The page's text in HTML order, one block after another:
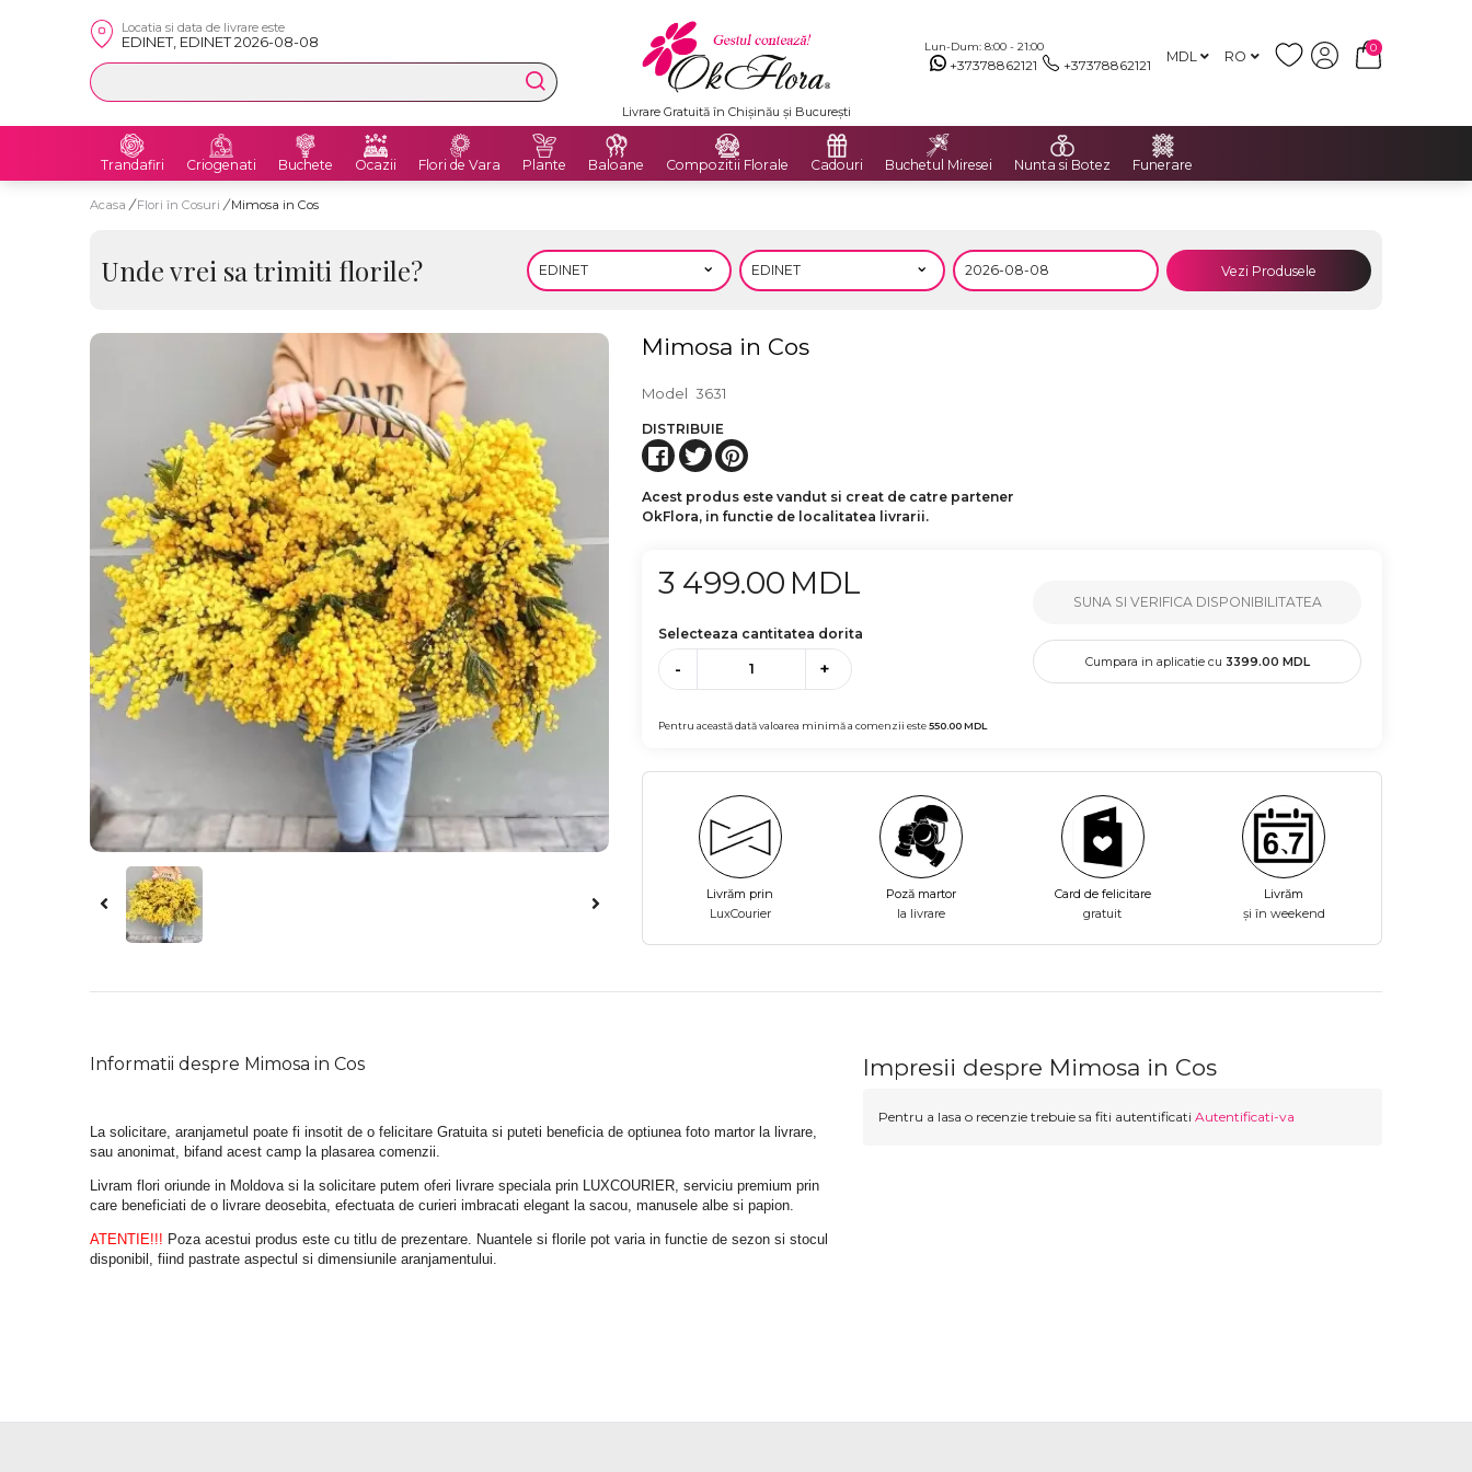
Locatia si data de livrare este
EDINET, EDINET 2026-08-08 Lun-Dum: 8:00 - 21:00
+37378862121 +37378862121 MDL RO
0
Livrare Gratuită în Chișinău și București
Trandafiri Criogenati Buchete Ocazii Flori de Vara Plante Baloane Compozitii Florale Cadouri Buchetul Miresei Nunta si Botez Funerare
Acasa / Flori în Cosuri / Mimosa in Cos
Unde vrei sa trimiti florile? Vezi Produsele
Mimosa in Cos
Model 3631
DISTRIBUIE
Acest produs este vandut si creat de catre partener
OkFlora, in functie de localitatea livrarii.
3 499.00 MDL
Selecteaza cantitatea dorita
- +
Pentru această dată valoarea minimă a comenzii este550.00MDL
SUNA SI VERIFICA DISPONIBILITATEA
Cumpara in aplicatie cu 3399.00 MDL
Livrăm prin
LuxCourier
Poză martor
la livrare
Card de felicitare
gratuit
Livrăm
și în weekend
Informatii despre Mimosa in Cos
La solicitare, aranjametul poate fi insotit de o felicitare Gratuita si puteti beneficia de optiunea foto martor la livrare,
sau anonimat, bifand acest camp la plasarea comenzii.
Livram flori oriunde in Moldova si la solicitare putem oferi livrare speciala prin LUXCOURIER, serviciu premium prin
care beneficiati de o livrare deosebita, efectuata de curieri imbracati elegant la sacou, manusele albe si papion.
ATENTIE!!! Poza acestui produs este cu titlu de prezentare. Nuantele si florile pot varia in functie de sezon si stocul
disponibil, fiind pastrate aspectul si dimensiunile aranjamentului.
Impresii despre Mimosa in Cos
Pentru a lasa o recenzie trebuie sa fiti autentificati Autentificati-va